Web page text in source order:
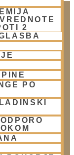
2
PO